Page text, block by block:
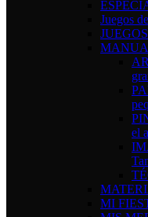
Juegos
el
MI